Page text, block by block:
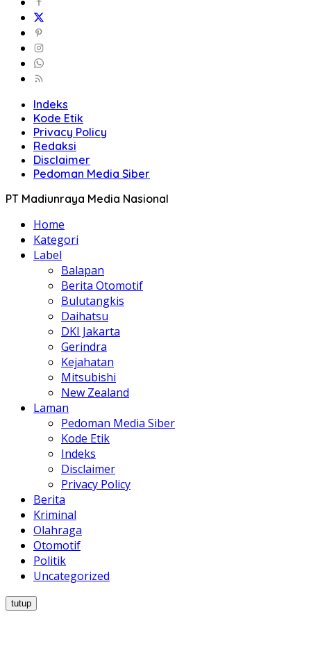
Indeks
Kode Etik
Privacy Policy
Redaksi
Disclaimer
Pedoman Media Siber
PT Madiunraya Media Nasional
Home
Kategori
Label
Balapan
Berita Otomotif
Bulutangkis
Daihatsu
DKI Jakarta
Gerindra
Kejahatan
Mitsubishi
New Zealand
Laman
Pedoman Media Siber
Kode Etik
Indeks
Disclaimer
Privacy Policy
Berita
Kriminal
Olahraga
Otomotif
Politik
Uncategorized
tutup